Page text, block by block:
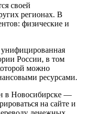
своей
регионах. В
физические и
России, в том
можно
ресурсами.
в Новосибирске —
на сайте и